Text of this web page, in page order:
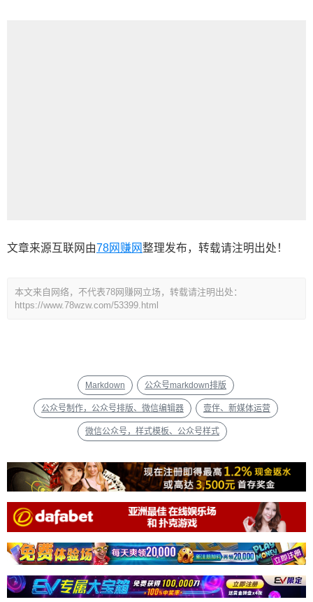
文章来源互联网由78网赚网整理发布，转载请注明出处！
本文来自网络，不代表78网赚网立场，转载请注明出处：
https://www.78wzw.com/53399.html
Markdown 公众号markdown排版
公众号制作，公众号排版、微信编辑器 壹伴、新媒体运营
微信公众号，样式模板、公众号样式